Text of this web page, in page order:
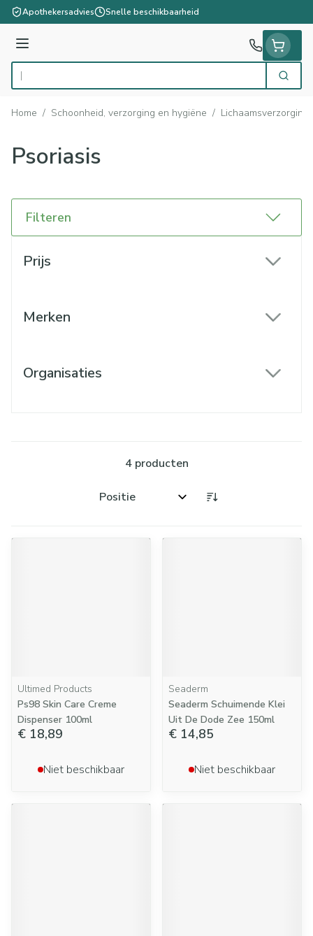
Ga naar de inhoud
Apothekersadvies Snelle beschikbaarheid
Menu
Product, merk, categorie... Zoek
Home / Schoonheid, verzorging en hygiëne / Lichaamsverzorging
Psoriasis
Filteren
Prijs
Merken
Organisaties
4producten
Sorteer op:
Ultimed Products
Ps98 Skin Care Creme
Dispenser 100ml
€ 18,89
Niet beschikbaar
Seaderm
Seaderm Schuimende Klei
Uit De Dode Zee 150ml
€ 14,85
Niet beschikbaar